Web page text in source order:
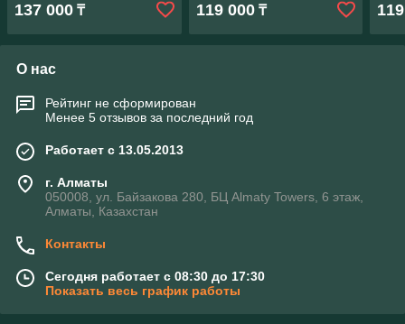
137 000 ₸ 119 000₸
О нас
Рейтинг не сформирован
Менее 5 отзывов за последний год
Работает с 13.05.2013
г. Алматы
050008, ул. Байзакова 280, БЦ Almaty Towers, 6 этаж,
Алматы, Казахстан
Контакты
Сегодня работает с 08:30 до 17:30
Показать весь график работы